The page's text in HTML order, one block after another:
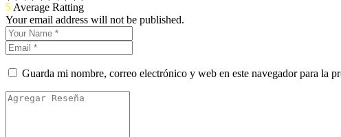
5 Average Ratting
Your email address will not be published.
Guarda mi nombre, correo electrónico y web en este navegador para la